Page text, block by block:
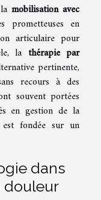
lamobilisation avec
prometteuses en
articulaire pour
la thérapie par
pertinente,
recours à des
souvent portées
en gestion de la
fondée sur un
dans
douleur